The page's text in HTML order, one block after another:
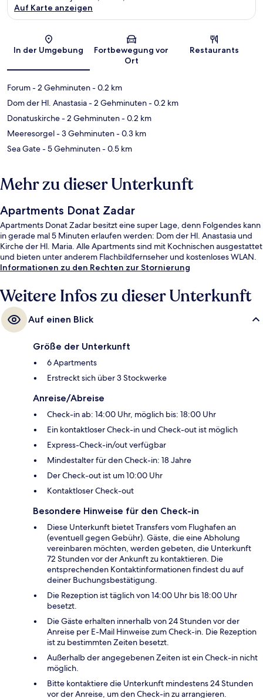
Karte
Auf Karte anzeigen
In der Umgebung
Fortbewegung vor
Ort
Restaurants
Forum- 2 Gehminuten- 0.2 km
Dom der Hl. Anastasia- 2 Gehminuten- 0.2 km
Donatuskirche- 2 Gehminuten- 0.2 km
Meeresorgel- 3 Gehminuten- 0.3 km
Sea Gate- 5 Gehminuten- 0.5 km
Mehr zu dieser Unterkunft
Apartments Donat Zadar
Apartments Donat Zadar besitzt eine super Lage, denn Folgendes kann
in gerade mal 5 Minuten erlaufen werden: Dom der Hl. Anastasia und
Kirche der Hl. Maria. Alle Apartments sind mit Kochnischen ausgestattet
und bieten unter anderem Flachbildfernseher und kostenloses WLAN.
Informationen zu den Rechten zur Stornierung
Weitere Infos zu dieser Unterkunft
Auf einen Blick
Größe der Unterkunft
6 Apartments
Erstreckt sich über 3 Stockwerke
Anreise/Abreise
Check-in ab: 14:00 Uhr, möglich bis: 18:00 Uhr
Ein kontaktloser Check-in und Check-out ist möglich
Express-Check-in/out verfügbar
Mindestalter für den Check-in: 18 Jahre
Der Check-out ist um 10:00 Uhr
Kontaktloser Check-out
Besondere Hinweise für den Check-in
Diese Unterkunft bietet Transfers vom Flughafen an
(eventuell gegen Gebühr). Gäste, die eine Abholung
vereinbaren möchten, werden gebeten, die Unterkunft
72 Stunden vor der Ankunft zu kontaktieren. Die
entsprechenden Kontaktinformationen findest du auf
deiner Buchungsbestätigung.
Die Rezeption ist täglich von 14:00 Uhr bis 18:00 Uhr
besetzt.
Die Gäste erhalten innerhalb von 24 Stunden vor der
Anreise per E-Mail Hinweise zum Check-in. Die Rezeption
ist zu bestimmten Zeiten besetzt.
Außerhalb der angegebenen Zeiten ist ein Check-in nicht
möglich.
Bitte kontaktiere die Unterkunft mindestens 24 Stunden
vor der Anreise, um den Check-in zu arrangieren.